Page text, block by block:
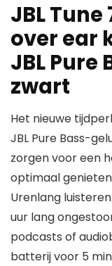
JBL Tune
over ear
JBL Pure
zwart
Het nieuwe
JBL Pure Bass-
zorgen voor een
optimaal
Urenlang
uur lang
podcasts of
batterij voor 5